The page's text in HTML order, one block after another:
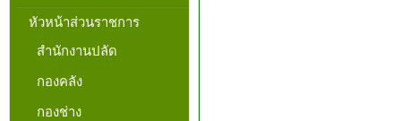
หัวหน้าส่วนราชการ
สำนักงานปลัด
กองคลัง
กองช่าง